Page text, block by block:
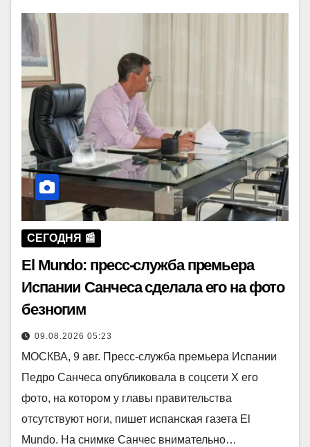
СЕГОДНЯ 📰
El Mundo: пресс-служба премьера
Испании Санчеса сделала его на фото
безногим
09.08.2026 05:23
МОСКВА, 9 авг. Пресс-служба премьера Испании
Педро Санчеса опубликовала в соцсети X его
фото, на котором у главы правительства
отсутствуют ноги, пишет испанская газета El
Mundo. На снимке Санчес внимательно…